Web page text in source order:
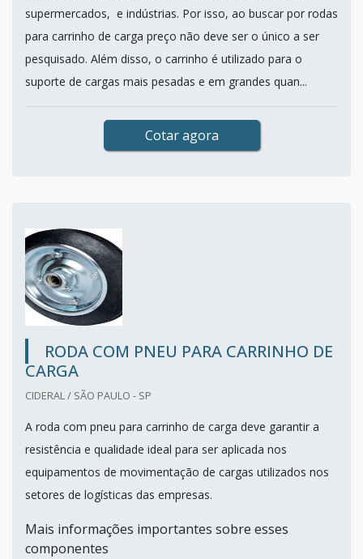
supermercados, e indústrias. Por isso, ao buscar por rodas
para carrinho de carga preço não deve ser o único a ser
pesquisado. Além disso, o carrinho é utilizado para o
suporte de cargas mais pesadas e em grandes quan...
Cotar agora
RODA COM PNEU PARA CARRINHO DE
CARGA
CIDERAL / SÃO PAULO - SP
A roda com pneu para carrinho de carga deve garantir a
resistência e qualidade ideal para ser aplicada nos
equipamentos de movimentação de cargas utilizados nos
setores de logísticas das empresas.
Mais informações importantes sobre esses
componentes